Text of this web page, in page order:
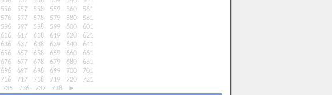
556 557 558 559 560
561
576 577 578 579 580
581
596 597 598 599 600
601
616 617 618 619 620
621
636 637 638 639 640
641
656 657 658 659 660
661
676 677 678 679 680
681
696 697 698 699 700
701
716 717 718 719 720
721
735 736 737 738 ►